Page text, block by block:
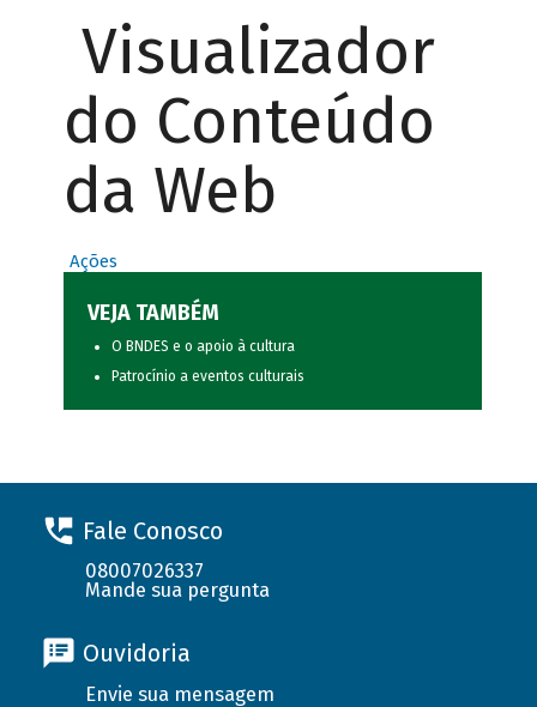
Visualizador
do Conteúdo
da Web
Ações
VEJA TAMBÉM
O BNDES e o apoio à cultura
Patrocínio a eventos culturais
Fale Conosco
08007026337
Mande sua pergunta
Ouvidoria
Envie sua mensagem